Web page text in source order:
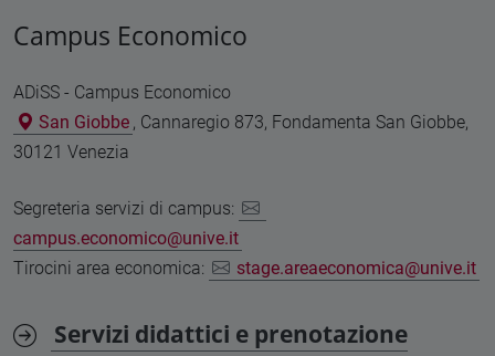
Campus Economico
ADiSS - Campus Economico
San Giobbe , Cannaregio 873, Fondamenta San Giobbe,
30121 Venezia
Segreteria servizi di campus:
campus.economico@unive.it
Tirocini area economica:
stage.areaeconomica@unive.it
Servizi didattici e prenotazione